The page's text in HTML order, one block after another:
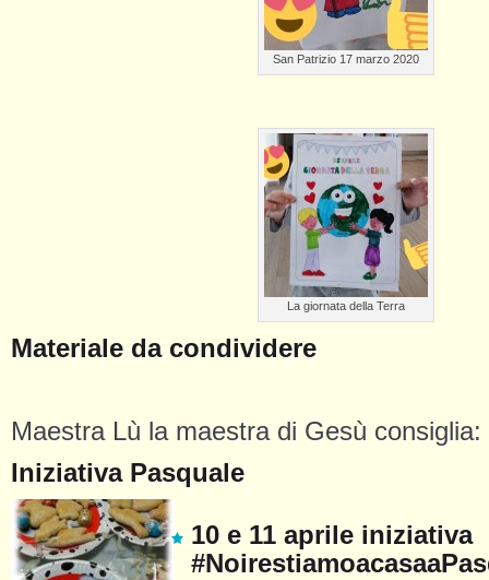
San Patrizio 17 marzo 2020
La giornata della Terra
Materiale da condividere
Maestra Lù la maestra di Gesù consiglia:
Iniziativa Pasquale
10 e 11 aprile iniziativa